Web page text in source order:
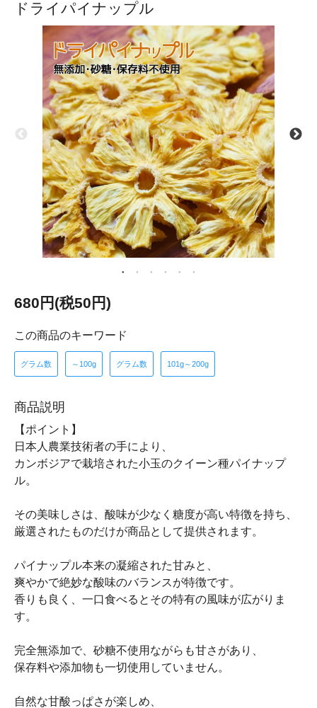
ドライパイナップル
680円(税50円)
この商品のキーワード
グラム数 ～100g グラム数 101g～200g
商品説明
【ポイント】
日本人農業技術者の手により、
カンボジアで栽培された小玉のクイーン種パイナップ
ル。
その美味しさは、酸味が少なく糖度が高い特徴を持ち、
厳選されたものだけが商品として提供されます。
パイナップル本来の凝縮された甘みと、
爽やかで絶妙な酸味のバランスが特徴です。
香りも良く、一口食べるとその特有の風味が広がりま
す。
完全無添加で、砂糖不使用ながらも甘さがあり、
保存料や添加物も一切使用していません。
自然な甘酸っぱさが楽しめ、